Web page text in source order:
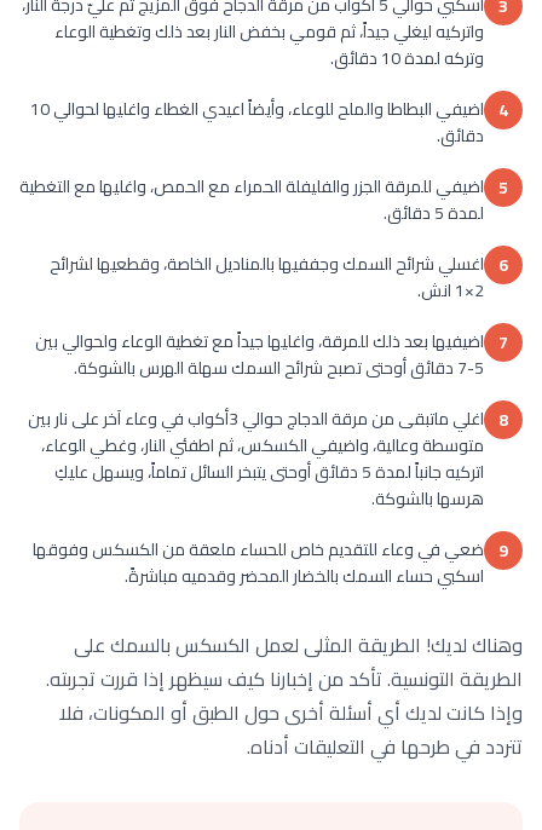
واتركيه ليغلي جيداً، ثم قومي بخفض النار بعد ذلك وتغطية الوعاء
وتركه لمدة 10 دقائق.
4
اضيفي البطاطا والملح للوعاء، وأيضاً اعيدي الغطاء واغليها لحوالي 10
دقائق.
5 اضيفي للمرقة الجزر والفليفلة الحمراء مع الحمص، واغليها مع التغطية
لمدة 5 دقائق.
6 اغسلي شرائح السمك وجففيها بالمناديل الخاصة، وقطعيها لشرائح
2×1 انش.
7 اضيفيها بعد ذلك للمرقة، واغليها جيداً مع تغطية الوعاء ولحوالي بين
5-7 دقائق أوحتى تصبح شرائح السمك سهلة الهرس بالشوكة.
8
اغلي ماتبقى من مرقة الدجاج حوالي 3أكواب في وعاء آخر على نار بين
متوسطة وعالية، واضيفي الكسكس، ثم اطفئي النار، وغطي الوعاء،
اتركيه جانباً لمدة 5 دقائق أوحتى يتبخر السائل تماماً، ويسهل عليكِ
هرسها بالشوكة.
9 ضعي في وعاء للتقديم خاص للحساء ملعقة من الكسكس وفوقها
اسكبي حساء السمك بالخضار المحضر وقدميه مباشرةً.
وهناك لديك! الطريقة المثلى لعمل الكسكس بالسمك على
الطريقة التونسية. تأكد من إخبارنا كيف سيظهر إذا قررت تجربته.
وإذا كانت لديك أي أسئلة أخرى حول الطبق أو المكونات، فلا
تتردد في طرحها في التعليقات أدناه.